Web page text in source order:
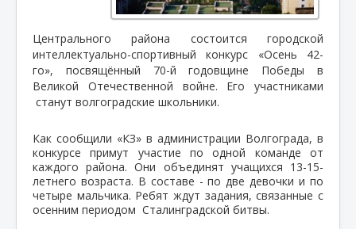
Центрального района состоится городской
интеллектуально-спортивный конкурс «Осень 42-
го», посвящённый 70-й годовщине Победы в
Великой Отечественной войне. Его участниками
станут волгоградские школьники.
Как сообщили «КЗ» в администрации Волгограда, в
конкурсе примут участие по одной команде от
каждого района. Они объединят учащихся 13-15-
летнего возраста. В составе - по две девочки и по
четыре мальчика. Ребят ждут задания, связанные с
осенним периодом Сталинградской битвы.